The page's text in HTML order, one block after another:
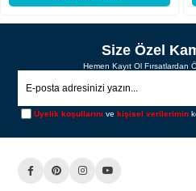
Size Özel
Hemen Kayıt Ol Fırsatlardan
Üyelik koşullarını vekişisel verilerimin